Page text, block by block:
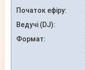
Початок ефіру:
Ведучі (DJ):
Формат: